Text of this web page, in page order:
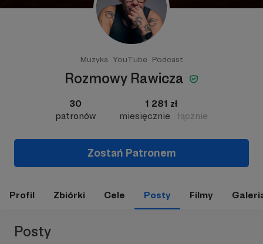
Muzyka YouTube Podcast
Rozmowy Rawicza
30
patronów
1 281 zł
miesięcznie
łącznie
Zostań Patronem
Profil Zbiórki Cele Posty Filmy
Posty